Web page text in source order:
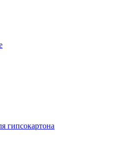
гипсокартона